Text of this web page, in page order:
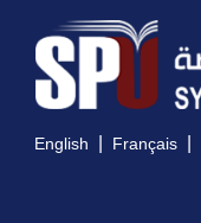
English | Français |